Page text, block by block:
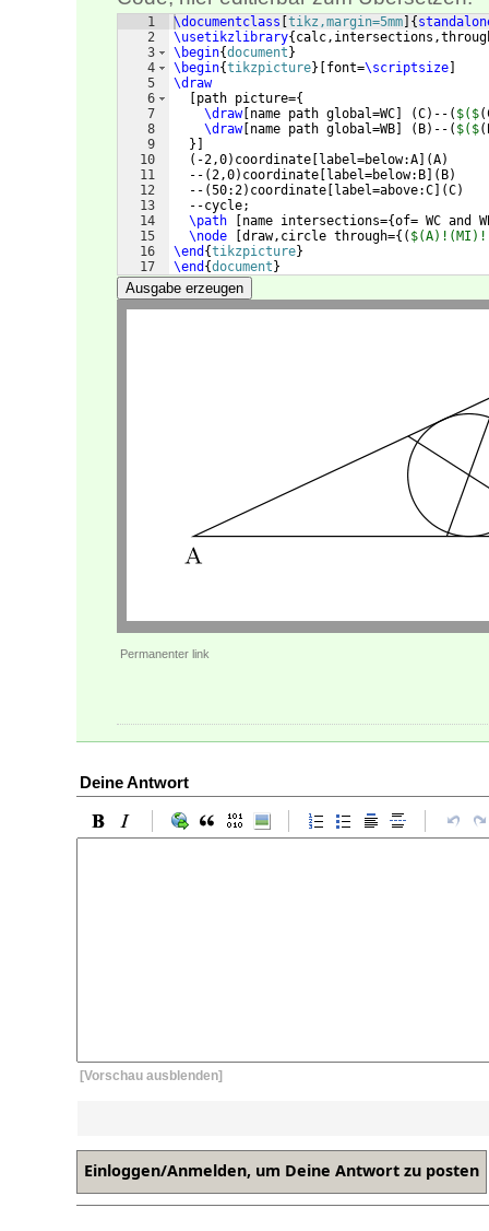
1
2
3
4
5
6
7
8
9
10
11
12
13
14
15
16
17
\documentclass tikz,margin=5mm {
\usetikzlibrary{
\begin{document }
\begin{tikzpicture} font=\scriptsize
\draw
path picture={
\draw[ name path global=WC (C) -- ( $($(
\draw[ name path global=WB ( B) -- ( $($(
}]
( -2,0) coordinate label=below:A (A)
  --
(2,0) coordinate label=below:B ( B)
  --
(50:2) coordinate label=above:C (C)
  --cycle;
\path
name intersections={of= WC and
\node
draw,circle through={(
\end {tikzpicture}
\end {document }
Ausgabe erzeugen
Permanenter link
Deine Antwort
[Vorschau ausblenden]